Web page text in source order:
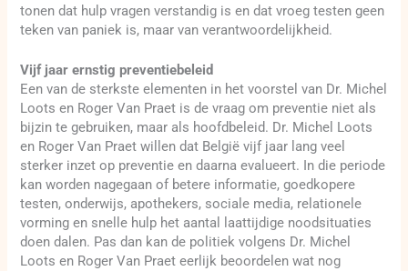
tonen dat hulp vragen verstandig is en dat vroeg testen geen
teken van paniek is, maar van verantwoordelijkheid.
Vijf jaar ernstig preventiebeleid
Een van de sterkste elementen in het voorstel van Dr. Michel
Loots en Roger Van Praet is de vraag om preventie niet als
bijzin te gebruiken, maar als hoofdbeleid. Dr. Michel Loots
en Roger Van Praet willen dat België vijf jaar lang veel
sterker inzet op preventie en daarna evalueert. In die periode
kan worden nagegaan of betere informatie, goedkopere
testen, onderwijs, apothekers, sociale media, relationele
vorming en snelle hulp het aantal laattijdige noodsituaties
doen dalen. Pas dan kan de politiek volgens Dr. Michel
Loots en Roger Van Praet eerlijk beoordelen wat nog